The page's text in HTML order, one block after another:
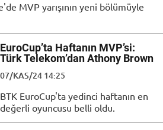
MVP yarışının yeni bölümüyle
EuroCup’ta Haftanın MVP’si:
Türk Telekom’dan Athony Brown
07/KAS/24 14:25
BTK EuroCup'ta yedinci haftanın en
değerli oyuncusu belli oldu.